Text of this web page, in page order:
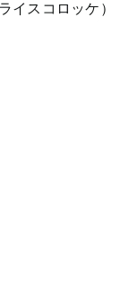
イスコロッケ）